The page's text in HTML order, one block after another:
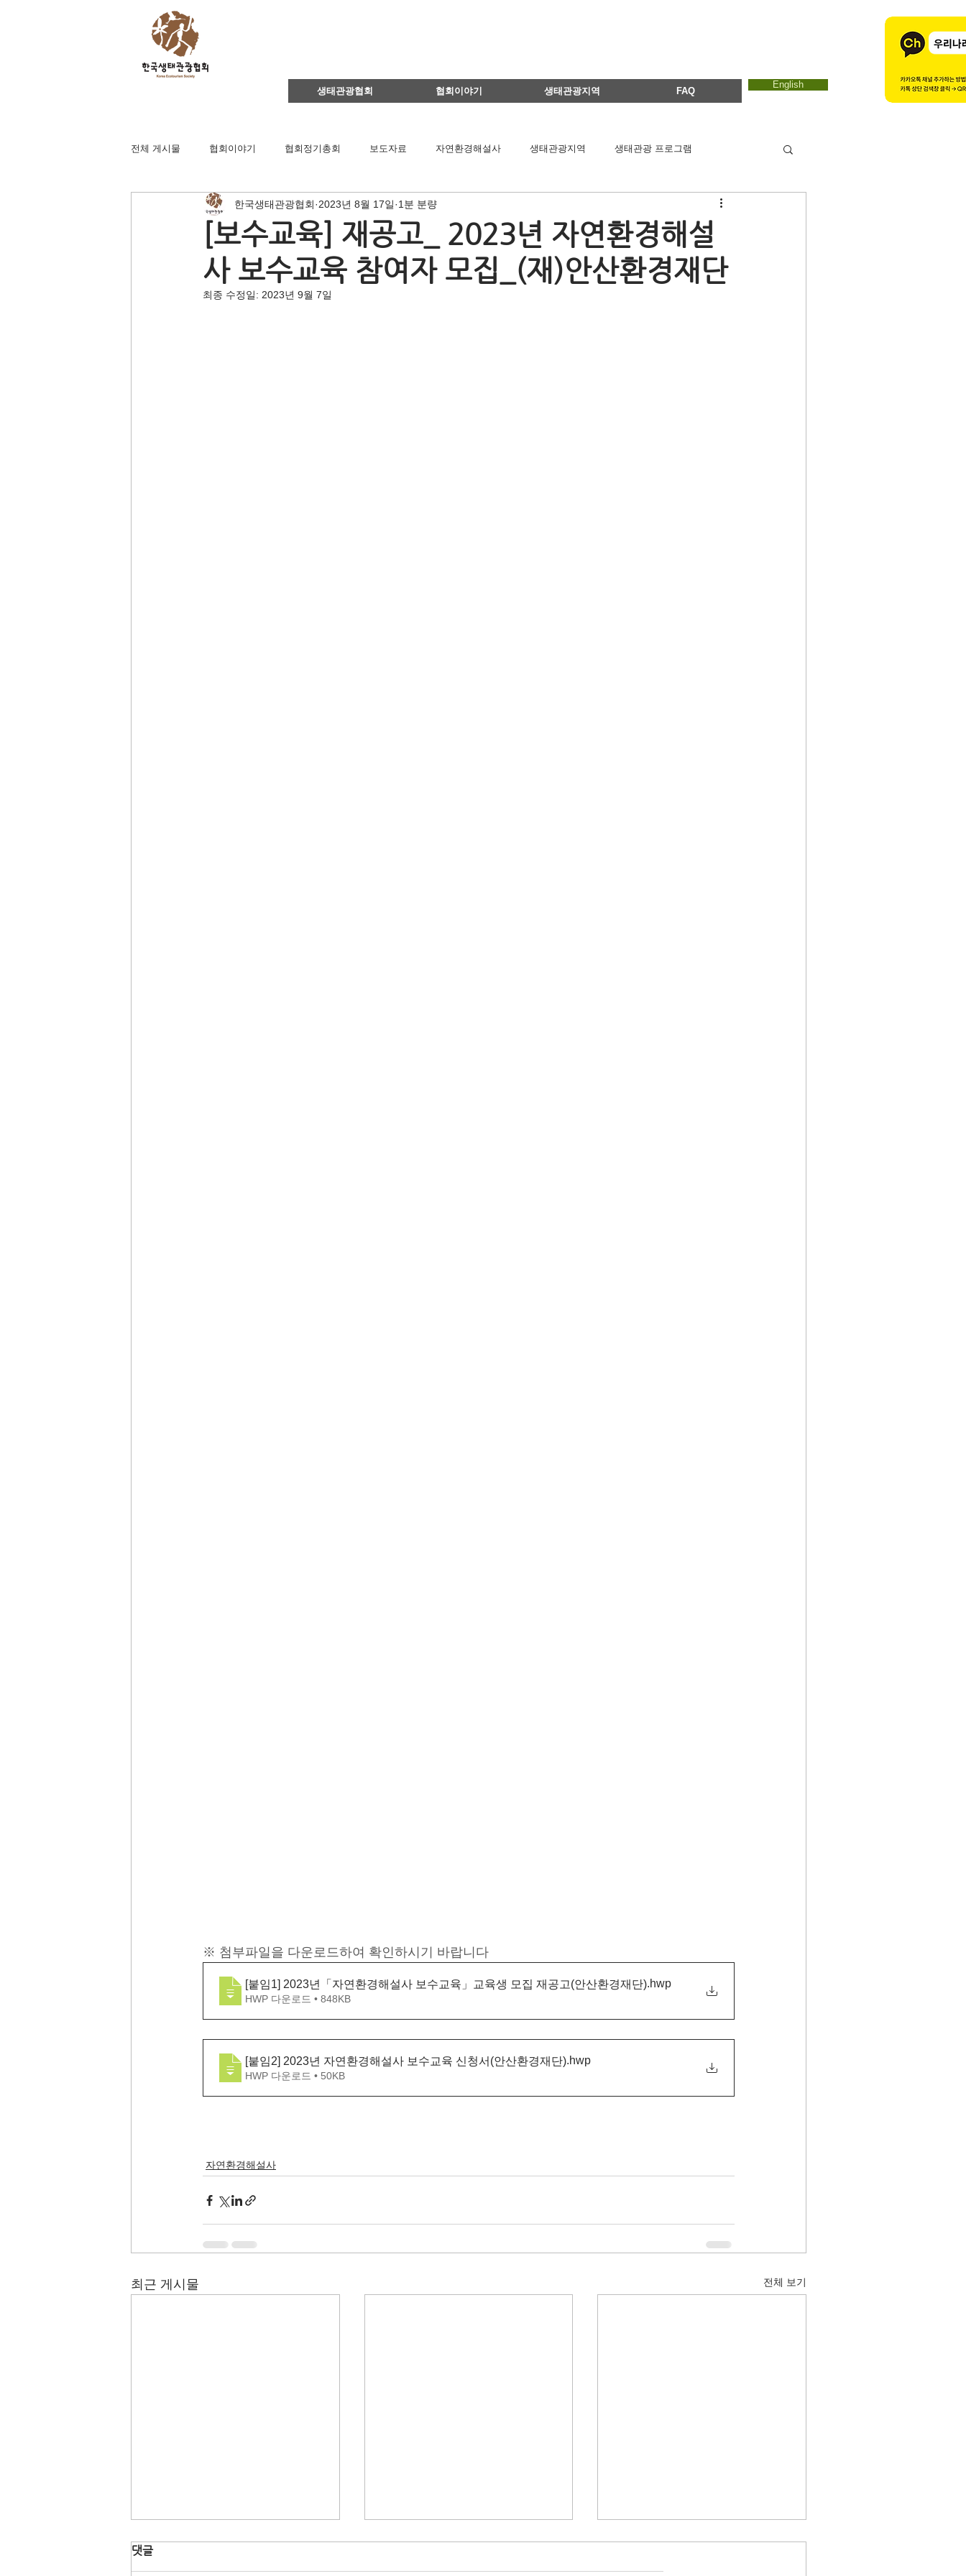
생태관광협회 협회이야기 생태관광지역 FAQ
English
전체 게시물 협회이야기 협회정기총회 보도자료 자연환경해설사 생태관광지역 생태관광 프로그램
영주댐바로알기 생태문화교실 이달의 생태관광지 에코마마
이벤트 지역컨설팅 연구용역관련 아카데미 간담회 기타 책 소개 ESTC 2017
[보수교육] 재공고_ 2023년 자연환경해설
사 보수교육 참여자 모집_(재)안산환경재단
한국생태관광협회 2023년 8월 17일 1분 분량
최종 수정일: 2023년 9월 7일
※ 첨부파일을 다운로드하여 확인하시기 바랍니다
[붙임1] 2023년「자연환경해설사 보수교육」교육생 모집 재공고(안산환경재단).hwp
HWP 다운로드 • 848KB
[붙임2] 2023년 자연환경해설사 보수교육 신청서(안산환경재단).hwp
HWP 다운로드 • 50KB
자연환경해설사
최근 게시물 전체 보기
댓글